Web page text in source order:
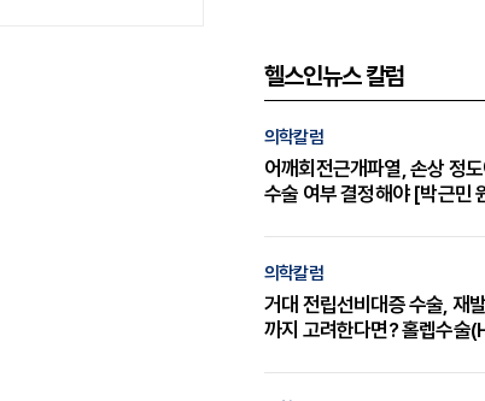
헬스인뉴스 칼럼
의학칼럼
어깨회전근개파열, 손상 정
수술 여부 결정해야 [박근민
의학칼럼
거대 전립선비대증 수술, 재
까지 고려한다면? 홀렙수술